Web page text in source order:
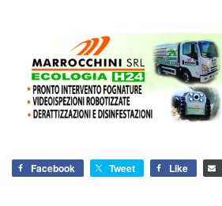
Facebook Tweet Like